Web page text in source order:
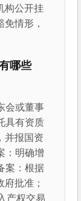
构公开挂
情形，
哪些
会或董事
具有资质
并报国资
：明确增
案：根据
批准；
产权交易